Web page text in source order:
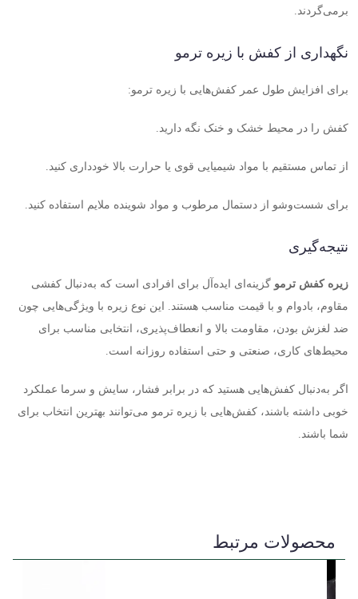
برمی‌گردند.
نگهداری از کفش با زیره ترمو
برای افزایش طول عمر کفش‌هایی با زیره ترمو:
کفش را در محیط خشک و خنک نگه دارید.
از تماس مستقیم با مواد شیمیایی قوی یا حرارت بالا خودداری کنید.
برای شست‌وشو از دستمال مرطوب و مواد شوینده ملایم استفاده کنید.
نتیجه‌گیری
زیره کفش ترمو گزینه‌ای ایده‌آل برای افرادی است که به‌دنبال کفشی
مقاوم، بادوام و با قیمت مناسب هستند. این نوع زیره با ویژگی‌هایی چون
ضد لغزش بودن، مقاومت بالا و انعطاف‌پذیری، انتخابی مناسب برای
محیط‌های کاری، صنعتی و حتی استفاده روزانه است.
اگر به‌دنبال کفش‌هایی هستید که در برابر فشار، سایش و سرما عملکرد
خوبی داشته باشند، کفش‌هایی با زیره ترمو می‌توانند بهترین انتخاب برای
شما باشند.
محصولات مرتبط